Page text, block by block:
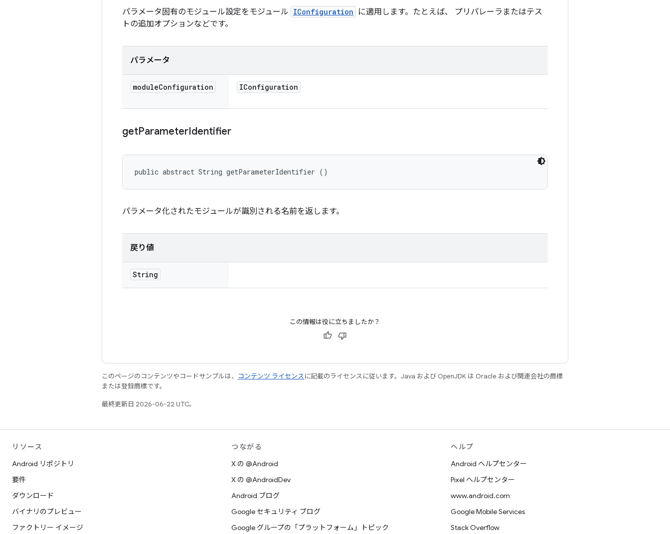
パラメータ固有のモジュール設定をモジュール IConfiguration
に適用します。たとえば、 プリパレーラまたはテス
トの追加オプションなどです。
パラメータ
moduleConfiguration IConfiguration
getParameterIdentifier
public abstract String getParameterIdentifier ()
パラメータ化されたモジュールが識別される名前を返します。
戻り値
String
この情報は役に立ちましたか？
このページのコンテンツやコードサンプルは、 コンテンツ ライセンスに記載のライセンスに従います。Java および OpenJDK は Oracle および関連会社の商標
または登録商標です。
最終更新日 2026-06-22 UTC。
リソース
Android リポジトリ
要件
ダウンロード
バイナリのプレビュー
ファクトリー イメージ
つながる
X の @Android
X の @AndroidDev
Android ブログ
Google セキュリティ ブログ
Google グループの「プラットフォーム」トピック
ヘルプ
Android ヘルプセンター
Pixel ヘルプセンター
www.android.com
Google Mobile Services
Stack Overflow